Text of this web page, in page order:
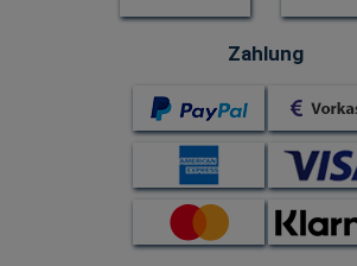
Zahlung